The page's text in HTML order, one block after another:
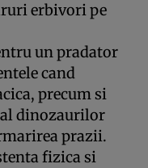
erbivori pe
un pradator
cand
precum si
al dinozaurilor
prazii.
fizica si